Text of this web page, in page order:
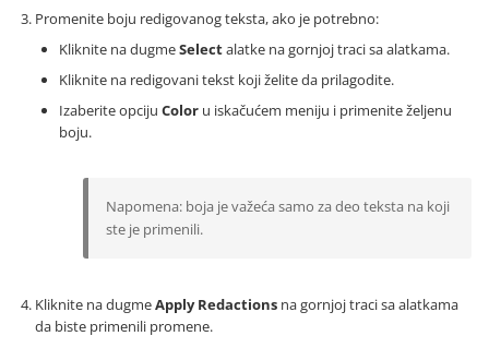
Promenite boju redigovanog teksta, ako je potrebno:
Kliknite na dugmeSelectalatke na gornjoj traci sa alatkama.
Kliknite na redigovani tekst koji želite da prilagodite.
Izaberite opciju Color u iskačućem meniju i primenite željenu
boju.
Napomena: boja je važeća samo za deo teksta na koji
ste je primenili.
Kliknite na dugmeApply Redactions na gornjoj traci sa alatkama
da biste primenili promene.